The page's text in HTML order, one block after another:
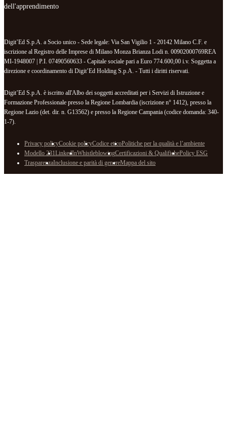
dell'apprendimento
Digit’Ed S.p.A. a Socio unico - Sede legale: Via San Vigilio 1 - 20142 Milano C.F. e
iscrizione al Registro delle Imprese di Milano Monza Brianza Lodi n. 00902000769REA
MI-1948007 | P.I. 07490560633 - Capitale sociale pari a Euro 774.600,00 i.v. Soggetta a
direzione e coordinamento di Digit’Ed Holding S.p.A. - Tutti i diritti riservati.
Digit’Ed S.p.A. è iscritto all'Albo dei soggetti accreditati per i Servizi di Istruzione e
Formazione Professionale presso la Regione Lombardia (iscrizione n° 1412), presso la
Regione Lazio (det. dir. n. G13562) e presso la Regione Campania (codice domanda: 340-
1-7).
Privacy policyCookie policyCodice eticoPolitiche per la qualità e l’ambiente
Modello 231LinkedInWhistleblowingCertificazioni & QualifichePolicy ESG
TrasparenzaInclusione e parità di genereMappa del sito